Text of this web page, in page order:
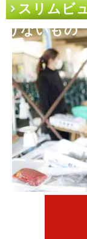
スリムビ
りないもの